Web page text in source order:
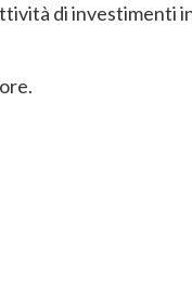
di investimenti